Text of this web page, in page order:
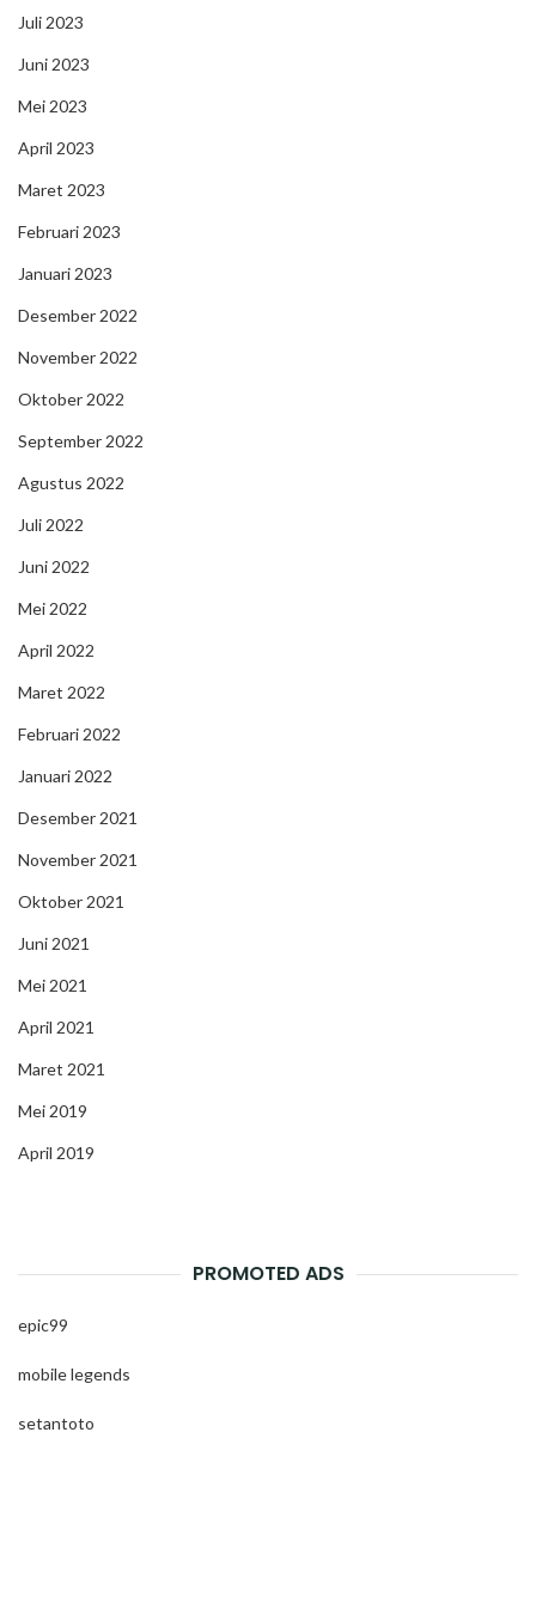
Juli 2023
Juni 2023
Mei 2023
April 2023
Maret 2023
Februari 2023
Januari 2023
Desember 2022
November 2022
Oktober 2022
September 2022
Agustus 2022
Juli 2022
Juni 2022
Mei 2022
April 2022
Maret 2022
Februari 2022
Januari 2022
Desember 2021
November 2021
Oktober 2021
Juni 2021
Mei 2021
April 2021
Maret 2021
Mei 2019
April 2019
PROMOTED ADS
epic99
mobile legends
setantoto